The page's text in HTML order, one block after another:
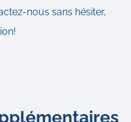
nous sans hésiter,